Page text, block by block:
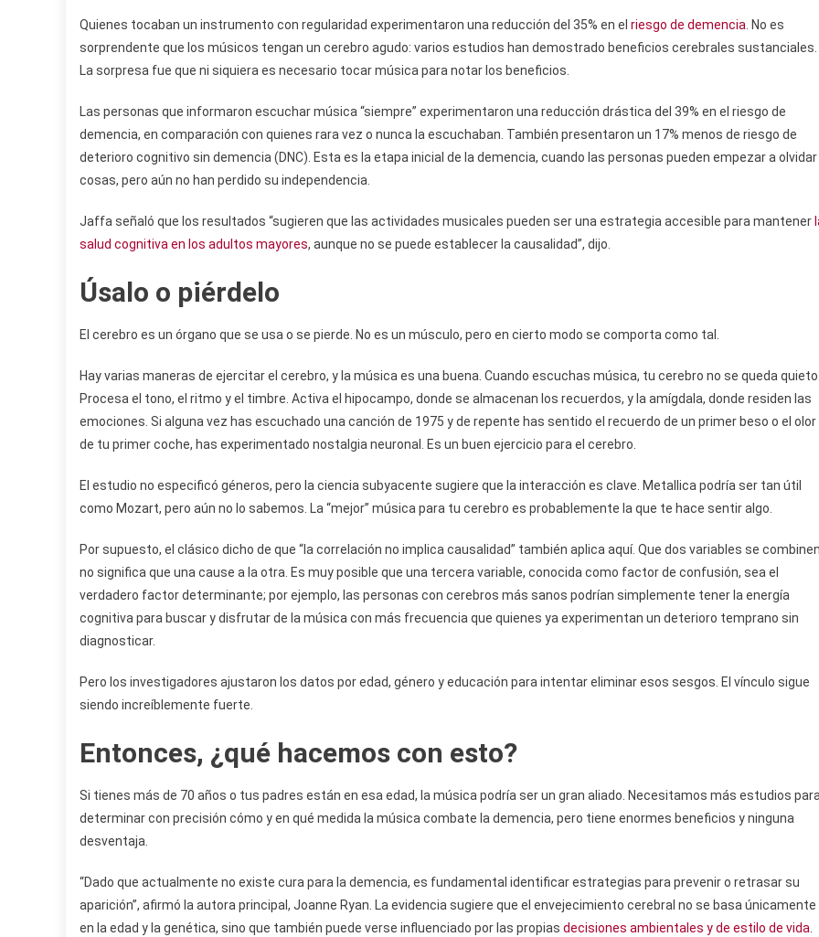
Quienes tocaban un instrumento con regularidad experimentaron una reducción del 35% en el riesgo de demencia . No es
sorprendente que los músicos tengan un cerebro agudo: varios estudios han demostrado beneficios cerebrales sustanciales.
La sorpresa fue que ni siquiera es necesario tocar música para notar los beneficios.
Las personas que informaron escuchar música “siempre” experimentaron una reducción drástica del 39% en el riesgo de
demencia, en comparación con quienes rara vez o nunca la escuchaban. También presentaron un 17% menos de riesgo de
deterioro cognitivo sin demencia (DNC). Esta es la etapa inicial de la demencia, cuando las personas pueden empezar a olvidar
cosas, pero aún no han perdido su independencia.
Jaffa señaló que los resultados “sugieren que las actividades musicales pueden ser una estrategia accesible para mantener
salud cognitiva en los adultos mayores, aunque no se puede establecer la causalidad”, dijo.
Úsalo o piérdelo
El cerebro es un órgano que se usa o se pierde. No es un músculo, pero en cierto modo se comporta como tal.
Hay varias maneras de ejercitar el cerebro, y la música es una buena. Cuando escuchas música, tu cerebro no se queda
Procesa el tono, el ritmo y el timbre. Activa el hipocampo, donde se almacenan los recuerdos, y la amígdala, donde residen las
emociones. Si alguna vez has escuchado una canción de 1975 y de repente has sentido el recuerdo de un primer beso o el olor
de tu primer coche, has experimentado nostalgia neuronal. Es un buen ejercicio para el cerebro.
El estudio no especificó géneros, pero la ciencia subyacente sugiere que la interacción es clave. Metallica podría ser tan útil
como Mozart, pero aún no lo sabemos. La “mejor” música para tu cerebro es probablemente la que te hace sentir algo.
Por supuesto, el clásico dicho de que “la correlación no implica causalidad” también aplica aquí. Que dos variables se
no significa que una cause a la otra. Es muy posible que una tercera variable, conocida como factor de confusión, sea el
verdadero factor determinante; por ejemplo, las personas con cerebros más sanos podrían simplemente tener la energía
cognitiva para buscar y disfrutar de la música con más frecuencia que quienes ya experimentan un deterioro temprano sin
diagnosticar.
Pero los investigadores ajustaron los datos por edad, género y educación para intentar eliminar esos sesgos. El vínculo sigue
siendo increíblemente fuerte.
Entonces, ¿qué hacemos con esto?
Si tienes más de 70 años o tus padres están en esa edad, la música podría ser un gran aliado. Necesitamos más estudios
determinar con precisión cómo y en qué medida la música combate la demencia, pero tiene enormes beneficios y ninguna
desventaja.
“Dado que actualmente no existe cura para la demencia, es fundamental identificar estrategias para prevenir o retrasar su
aparición”, afirmó la autora principal, Joanne Ryan. La evidencia sugiere que el envejecimiento cerebral no se basa únicamente
en la edad y la genética, sino que también puede verse influenciado por las propias decisiones ambientales y de estilo de vida